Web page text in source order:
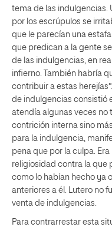
tema de las indulgencias.
por los escrúpulos se
que le parecían una
que predican a la gente
de las indulgencias, en
infierno. También habría
contribuir a estas
de indulgencias consistió
atendía algunas veces no
contrición interna sino
para la indulgencia,
pena que por la culpa.
religiosidad contra la que
como lo habían hecho ya
anteriores a él. Lutero no
venta de indulgencias.
Para contrarrestar esta